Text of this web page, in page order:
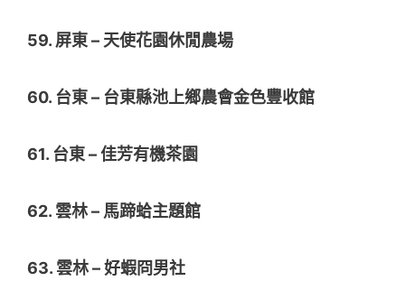
59. 屏東 – 天使花園休閒農場
60. 台東 – 台東縣池上鄉農會金色豐收館
61. 台東 – 佳芳有機茶園
62. 雲林 – 馬蹄蛤主題館
63. 雲林 – 好蝦冏男社